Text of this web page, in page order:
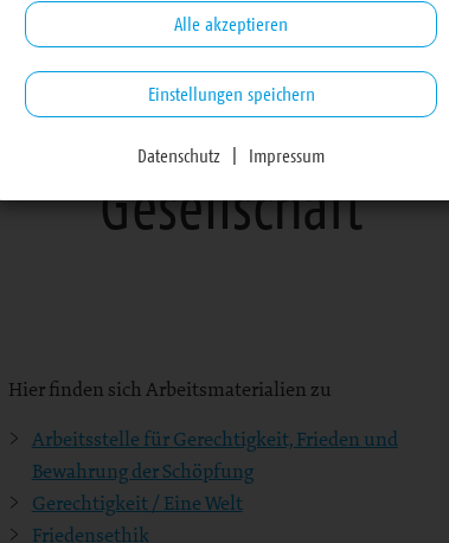
Arbeitsfelder
Gesellschaft
Hier finden sich Arbeitsmaterialien zu
Arbeitsstelle für Gerechtigkeit, Frieden und
Bewahrung der Schöpfung
Gerechtigkeit / Eine Welt
Friedensethik
Alle akzeptieren
Einstellungen speichern
Datenschutz Impressum